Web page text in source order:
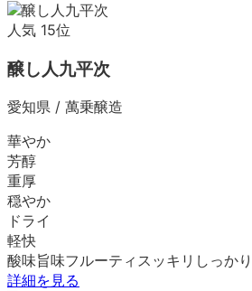
人気 15位
醸し人九平次
愛知県 / 萬乗醸造
華やか
芳醇
重厚
穏やか
ドライ
軽快
酸味旨味フルーティ スッキリ しっかり
詳細を見る